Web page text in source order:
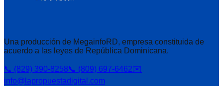
Una producción de MegainfoRD, empresa constituida de
acuerdo a las leyes de República Dominicana.
📞 (829) 390-8258📞 (809) 697-6462✉️
info@lapropuestadigital.com